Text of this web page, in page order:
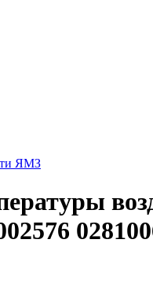
ЯМЗ